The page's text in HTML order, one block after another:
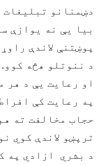
دښمنانو
بیا یې نه یوازې
پوښتنې لاندې
د ننوتلو هڅه
او رعايت يې د هر
په رعایت کې
حجاب مخالفت ته
ترپښو لاندې کوي
د بشري ازادي په